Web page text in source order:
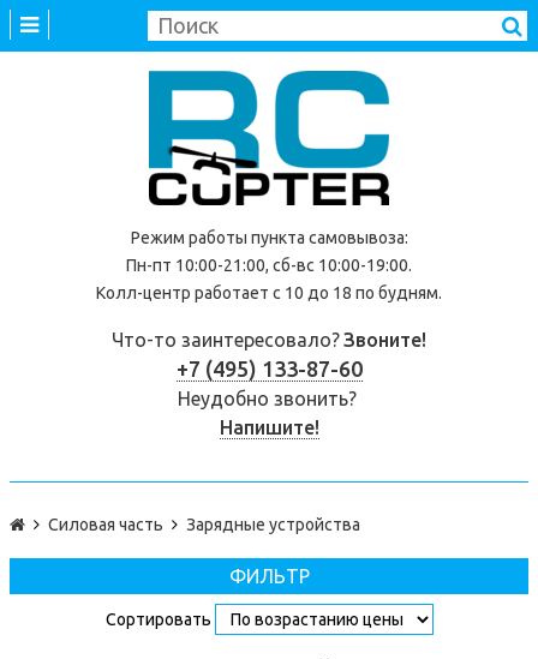
Режим работы пункта самовывоза:
Пн-пт 10:00-21:00, сб-вс 10:00-19:00.
Колл-центр работает с 10 до 18 по будням.
Что-то заинтересовало?Звоните!
+7 (495) 133-87-60
Неудобно звонить?
Напишите!
Силовая часть Зарядные устройства
ФИЛЬТР
Сортировать